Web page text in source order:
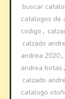
buscar
catalogos de
codigo ,
calzado
andrea 2020 ,
andrea botas ,
calzado
catalogo